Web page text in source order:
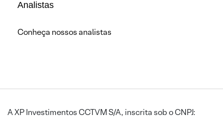
Analistas
Conheça nossos analistas
A XP Investimentos CCTVM S/A, inscrita sob o CNPJ: